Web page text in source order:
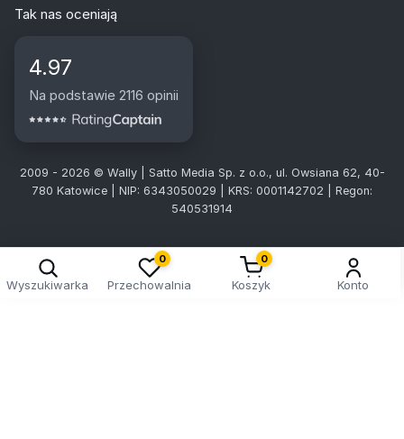
Tak nas oceniają
4.97
Na podstawie 2116 opinii
2009 - 2026 © Wally | Satto Media Sp. z o.o., ul. Owsiana 62, 40-
780 Katowice | NIP: 6343050029 | KRS: 0001142702 | Regon:
540531914
Wyszukiwarka
0
Przechowalnia
0
Koszyk Konto